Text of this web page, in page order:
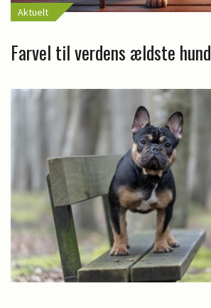
Aktuelt
Farvel til verdens ældste hund